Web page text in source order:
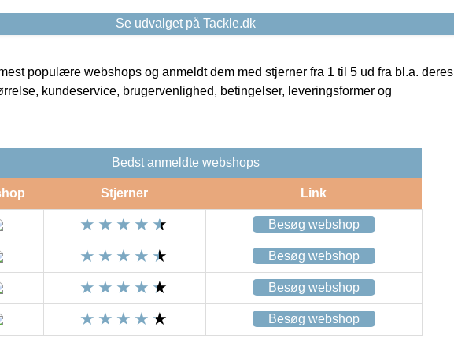
Se udvalget på Tackle.dk
populære webshops og anmeldt dem med stjerner fra 1 til 5 ud fra bl.a. deres
kundeservice, brugervenlighed, betingelser, leveringsformer og
Bedst anmeldte webshops
Stjerner Link
Besøg webshop
Besøg webshop
Besøg webshop
Besøg webshop